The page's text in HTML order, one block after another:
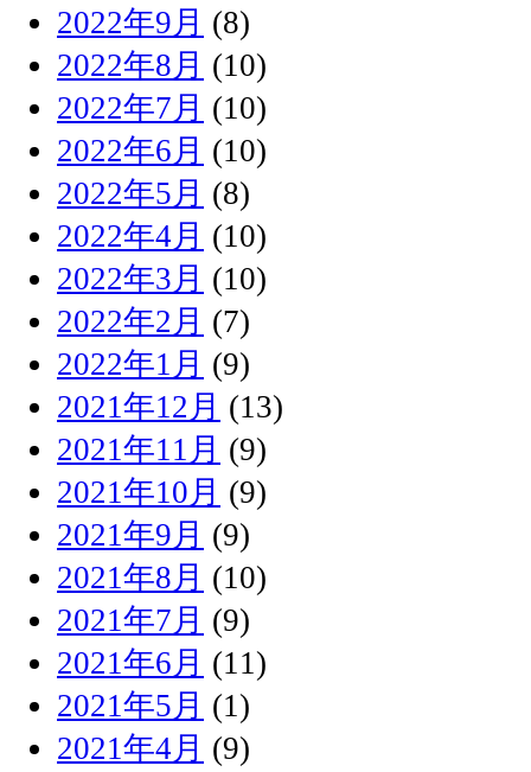
2022年9月 (8)
2022年8月 (10)
2022年7月 (10)
2022年6月 (10)
2022年5月 (8)
2022年4月 (10)
2022年3月 (10)
2022年2月 (7)
2022年1月 (9)
2021年12月 (13)
2021年11月 (9)
2021年10月 (9)
2021年9月 (9)
2021年8月 (10)
2021年7月 (9)
2021年6月 (11)
2021年5月 (1)
2021年4月 (9)